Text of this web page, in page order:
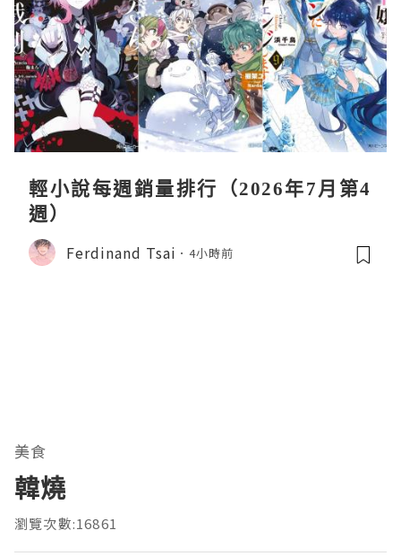
輕小說每週銷量排行（2026年7月第4
週）
Ferdinand Tsai 4小時前
美食
韓燒
瀏覽次數:16861